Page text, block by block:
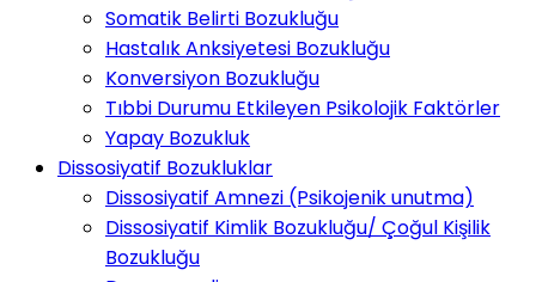
Somatik Belirti Bozukluğu
Hastalık Anksiyetesi Bozukluğu
Konversiyon Bozukluğu
Tıbbi Durumu Etkileyen Psikolojik Faktörler
Yapay Bozukluk
Dissosiyatif Bozukluklar
Dissosiyatif Amnezi (Psikojenik unutma)
Dissosiyatif Kimlik Bozukluğu/ Çoğul Kişilik
Bozukluğu